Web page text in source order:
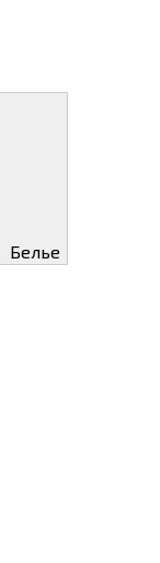
Белье